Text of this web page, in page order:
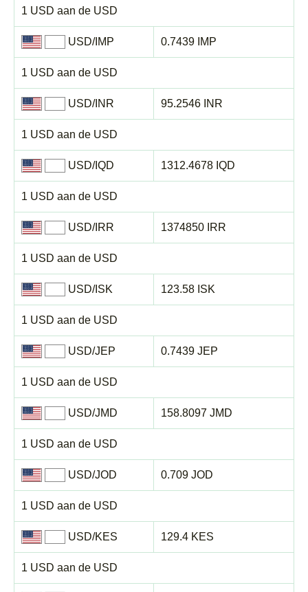
1 USD aan de USD
USD/IMP
1 USD aan de USD
0.7439 IMP
USD/INR
1 USD aan de USD
95.2546 INR
USD/IQD
1 USD aan de USD
1312.4678 IQD
USD/IRR
1 USD aan de USD
1374850 IRR
USD/ISK
1 USD aan de USD
123.58 ISK
USD/JEP
1 USD aan de USD
0.7439 JEP
USD/JMD
1 USD aan de USD
158.8097 JMD
USD/JOD
1 USD aan de USD
0.709 JOD
USD/KES
1 USD aan de USD
129.4 KES